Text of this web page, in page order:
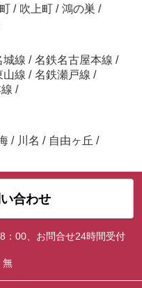
/ 吹上町 / 鴻の巣 /
城線 / 名鉄名古屋本線 /
山線 / 名鉄瀬戸線 /
/
/ 川名 / 自由ヶ丘 /
合わせ
：00、お問合せ24時間受付
無